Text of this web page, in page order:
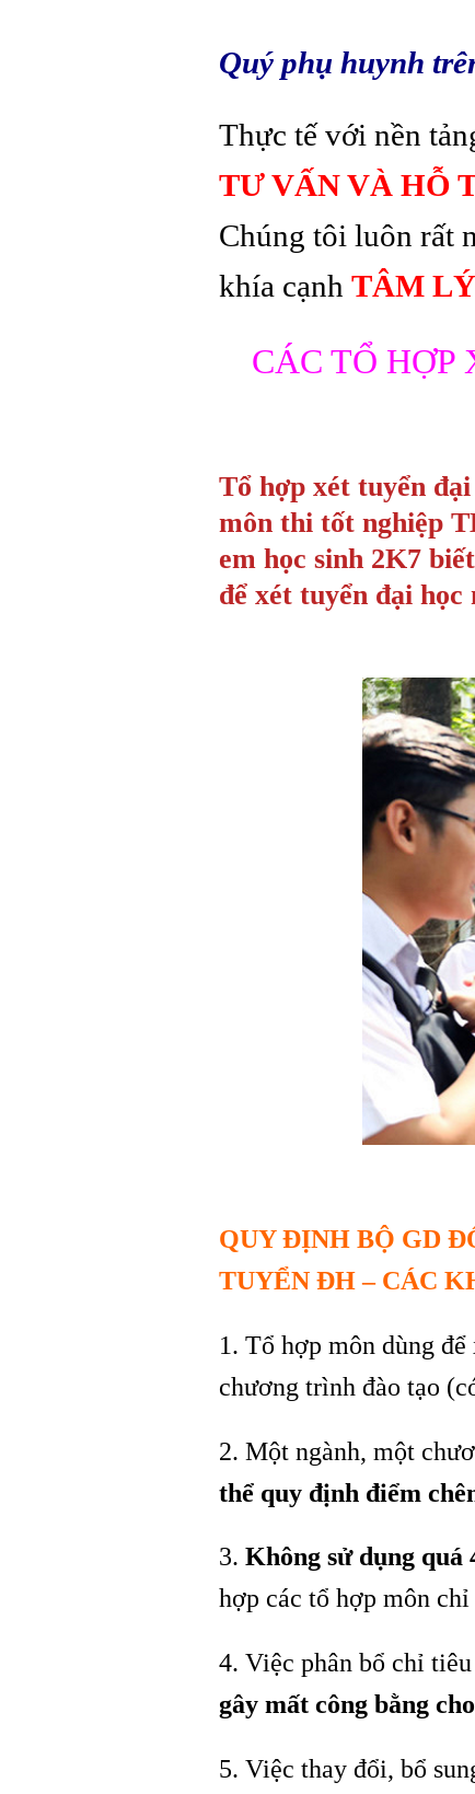
Quý phụ huynh
Thực tế với nền
TƯ VẤN VÀ HỖ
Chúng tôi luôn rất
khía cạnh TÂM LÝ
CÁC TỔ
Tổ hợp xét tuyển
môn thi tốt nghiệp
em học sinh 2K7
để xét tuyển đại học
QUY ĐỊNH BỘ GD
TUYỂN ĐH – CÁC
1. Tổ hợp môn dùng
chương trình đào tạo
2. Một ngành, một
thể quy định điểm
3. Không sử dụng quá
hợp các tổ hợp môn
4. Việc phân bổ chỉ
gây mất công bằng
5. Việc thay đổi, bổ